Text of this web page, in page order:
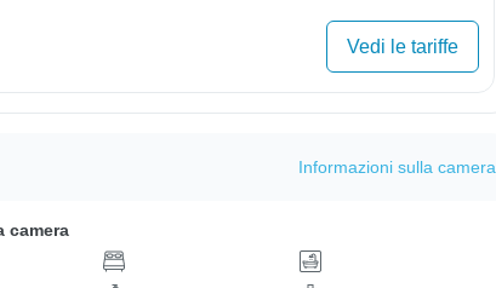
Vedi le tariffe
Informazioni sulla camera
camera